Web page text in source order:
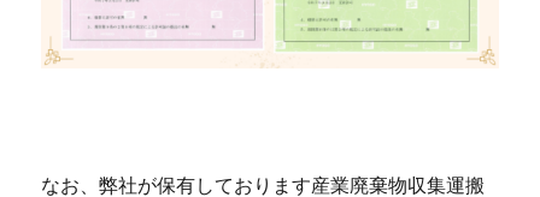
なお、弊社が保有しております産業廃棄物収集運搬